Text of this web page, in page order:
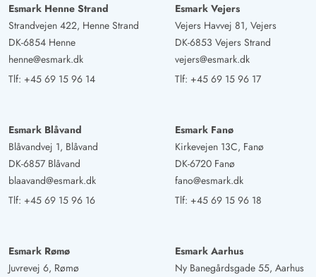
Esmark Henne Strand
Strandvejen 422, Henne Strand
DK-6854 Henne
henne@esmark.dk
Tlf: +45 69 15 96 14
Esmark Vejers
Vejers Havvej 81, Vejers
DK-6853 Vejers Strand
vejers@esmark.dk
Tlf: +45 69 15 96 17
Esmark Blåvand
Blåvandvej 1, Blåvand
DK-6857 Blåvand
blaavand@esmark.dk
Tlf: +45 69 15 96 16
Esmark Fanø
Kirkevejen 13C, Fanø
DK-6720 Fanø
fano@esmark.dk
Tlf: +45 69 15 96 18
Esmark Rømø
Juvrevej 6, Rømø
Esmark Aarhus
Ny Banegårdsgade 55, Aarhus